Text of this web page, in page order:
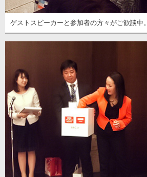
ゲストスピーカーと参加者の方々がご歓談中。